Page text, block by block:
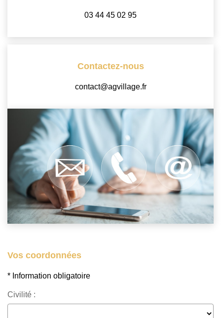
Terrains À Bâtir
Immeubles
Acheter
VENDRE
LOUER / GÉRER
NOS CLIENTS
Nos Prestations
03 44 45 02 95
Contactez-nous
contact@agvillage.fr
Vos coordonnées
* Information obligatoire
Civilité :